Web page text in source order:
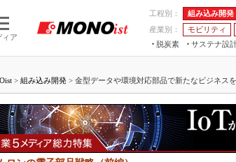
ィア
工程別： 組み込み開発
産業別：
モビリティ
脱炭素
サステナ設
つながる工場
つながるサービス
AI×設備保全
Physical AI
> 組み込み開発 > 金型データや環境対応部品で新たなビジネスを